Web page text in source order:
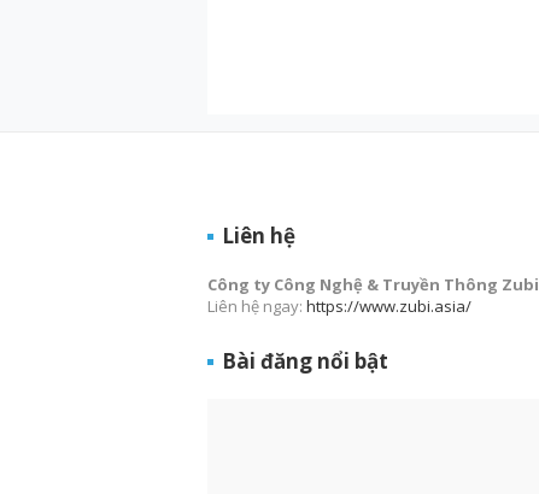
Liên hệ
Công ty Công Nghệ & Truyền Thông Zubi
Liên hệ ngay: https://www.zubi.asia/
Bài đăng nổi bật